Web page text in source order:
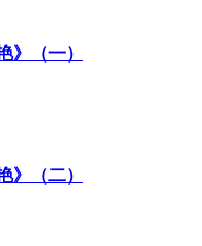
》（一）
》（二）